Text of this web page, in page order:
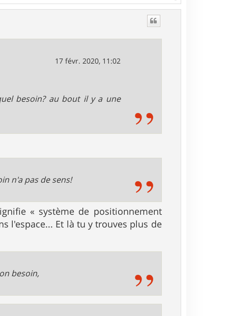
a
17 févr. 2020, 11:02
besoin? au bout il y a une
n'a pas de sens!
« système de positionnement
l'espace... Et là tu y trouves plus de
besoin,